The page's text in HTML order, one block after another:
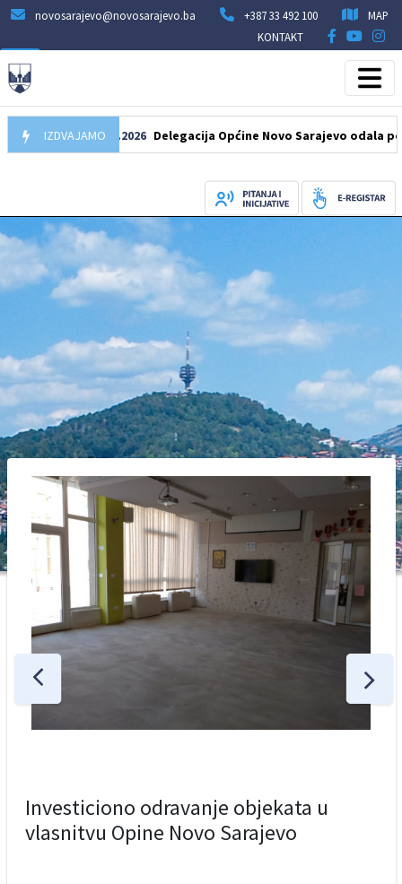
novosarajevo@novosarajevo.ba +387 33 492 100
MAP
KONTAKT
IZDVAJAMO
07.08.2026 Delegacija Općine Novo Sarajevo odala počast
Investiciono odravanje objekata u
vlasnitvu Opine Novo Sarajevo